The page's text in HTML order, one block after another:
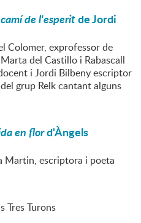
de l'esperitde Jordi
Colomer, exprofessor de
del Castillo i Rabascall
i Jordi Bilbeny escriptor
grup Relk cantant alguns
en flord'Àngels
Martin, escriptora i poeta
Tres Turons